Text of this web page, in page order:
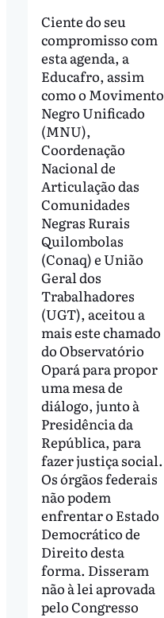
Ciente do seu
compromisso com
esta agenda, a
Educafro, assim
como o Movimento
Negro Unificado
(MNU),
Coordenação
Nacional de
Articulação das
Comunidades
Negras Rurais
Quilombolas
(Conaq) e União
Geral dos
Trabalhadores
(UGT), aceitou a
mais este chamado
do Observatório
Opará para propor
uma mesa de
diálogo, junto à
Presidência da
República, para
fazer justiça social.
Os órgãos federais
não podem
enfrentar o Estado
Democrático de
Direito desta
forma. Disseram
não à lei aprovada
pelo Congresso